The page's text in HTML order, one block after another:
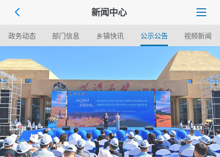
新闻中心
政务动态 部门信息 乡镇快讯 公示公告 视频新闻